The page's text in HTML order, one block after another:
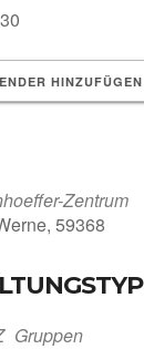
HINZUFÜGEN
Zentrum
59368
Grup­pen